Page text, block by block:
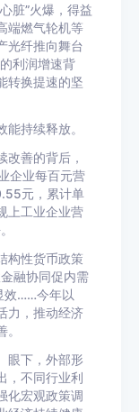
脏”火爆，得益
端燃气轮机等
光纤推向舞台
利润增速背
转换提速的坚
持续释放。
善的背后，
企业每百元营
元，累计单
上工业企业营
性货币政策
融协同促内需
效……今年以
力，推动经济
下，外部形
，不同行业利
化宏观政策调